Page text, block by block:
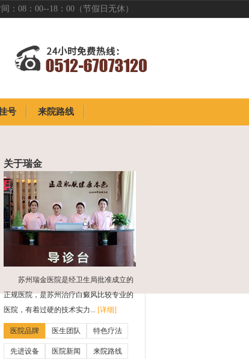
：08：00--18：00（节假日无休）
号 来院路线
关于瑞金
苏州瑞金医院是经卫生局批准成立的
正规医院，是苏州治疗白癜风比较专业的
医院，有着过硬的技术实力... [详细]
医院品牌 医生团队 特色疗法
先进设备 医院新闻 来院路线